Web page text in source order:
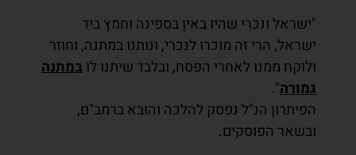
"ישראל ונכרי שהיו באין בספינה וחמץ ביד
ישראל, הרי זה מוכרו לנכרי, ונותנו במתנה, וחוזר
ולוקח ממנו לאחרי הפסח, ובלבד שיתנו לובמתנה
גמורה".
הפיתרון הנ"ל נפסק להלכה והובא ברמב"ם,
ובשאר הפוסקים.